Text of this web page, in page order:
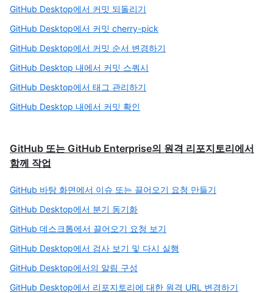
GitHub Desktop에서 커밋 되돌리기
GitHub Desktop에서 커밋 cherry-pick
GitHub Desktop에서 커밋 순서 변경하기
GitHub Desktop 내에서 커밋 스쿼시
GitHub Desktop에서 태그 관리하기
GitHub Desktop 내에서 커밋 확인
GitHub 또는 GitHub Enterprise의 원격 리포지토리에서
함께 작업
GitHub 바탕 화면에서 이슈 또는 끌어오기 요청 만들기
GitHub Desktop에서 분기 동기화
GitHub 데스크톱에서 끌어오기 요청 보기
GitHub Desktop에서 검사 보기 및 다시 실행
GitHub Desktop에서의 알림 구성
GitHub Desktop에서 리포지토리에 대한 원격 URL 변경하기